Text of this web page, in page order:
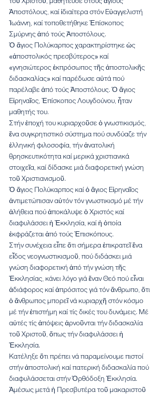
Ἀποστόλους, καί ἰδιαίτερα στόν Εὐαγγελιστή
Ἰωάννη, καί τοποθετήθηκε Ἐπίσκοπος
Σμύρνης ἀπό τούς Ἀποστόλους.
Ὁ ἅγιος Πολύκαρπος χαρακτηρίστηκε ὡς
«ἀποστολικός πρεσβύτερος» καί
«γνησιώτερος ἐκπρόσωπος τῆς ἀποστολικῆς
διδασκαλίας» καί παρέδωσε αὐτά πού
παρέλαβε ἀπό τούς Ἀποστόλους. Ὁ ἅγιος
Εἰρηναῖος, Ἐπίσκοπος Λουγδούνου, ἦταν
μαθητής του.
Στήν ἐποχή του κυριαρχοῦσε ὁ γνωστικισμός,
ἕνα συγκρητιστικό σύστημα πού συνδύαζε τήν
ἑλληνική φιλοσοφία, τήν ἀνατολική
θρησκευτικότητα καί μερικά χριστιανικά
στοιχεῖα, καί δίδασκε μιά διαφορετική γνώση
τοῦ Χριστιανισμοῦ.
Ὁ ἅγιος Πολύκαρπος καί ὁ ἅγιος Εἰρηναῖος
ἀντιμετώπισαν αὐτόν τόν γνωστικισμό μέ τήν
ἀλήθεια πού ἀποκάλυψε ὁ Χριστός καί
διαφυλάσσει ἡ Ἐκκλησία, καί ἡ ὁποία
ἐκφράζεται ἀπό τούς Ἐπισκόπους.
Στήν συνέχεια εἶπε ὅτι σήμερα ἐπικρατεῖ ἕνα
εἶδος νεογνωστικισμοῦ, πού διδάσκει μιά
γνώση διαφορετική ἀπό τήν γνώση τῆς
Ἐκκλησίας, κάνει λόγο γιά ἕναν Θεό πού εἶναι
ἀδιάφορος καί ἀπρόσιτος γιά τόν ἄνθρωπο, ὅτι
ὁ ἄνθρωπος μπορεῖ νά κυριαρχῆ στόν κόσμο
μέ τήν ἐπιστήμη καί τίς δικές του δυνάμεις. Μέ
αὐτές τίς ἀπόψεις ἀρνοῦνται τήν διδασκαλία
τοῦ Χριστοῦ, ὅπως τήν διαφυλάσσει ἡ
Ἐκκλησία.
Κατέληξε ὅτι πρέπει νά παραμείνουμε πιστοί
στήν ἀποστολική καί πατερική διδασκαλία πού
διαφυλάσσεται στήν Ὀρθόδοξη Ἐκκλησία.
Ἀμέσως μετά ἡ Πρεσβυτέρα τοῦ μακαριστοῦ